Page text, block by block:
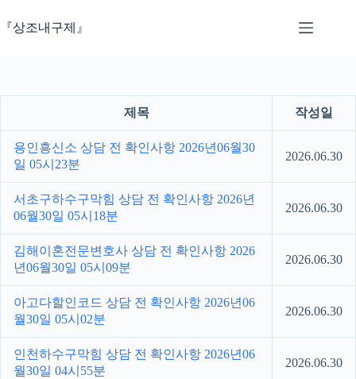
문『상조내구제』
제목 작성일
용인흥신소 상담 전 확인사항 2026년06월30
일 05시23분
2026.06.30
서초구하수구막힘 상담 전 확인사항 2026년
06월30일 05시18분
2026.06.30
김해이혼전문변호사 상담 전 확인사항 2026
년06월30일 05시09분
2026.06.30
아고다할인코드 상담 전 확인사항 2026년06
월30일 05시02분
2026.06.30
인천하수구막힘 상담 전 확인사항 2026년06
월30일 04시55분
2026.06.30